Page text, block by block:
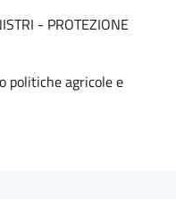
- PROTEZIONE
politiche agricole e